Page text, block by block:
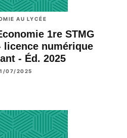
AU LYCÉE
1re STMG
licence numérique
- Éd. 2025
07/2025